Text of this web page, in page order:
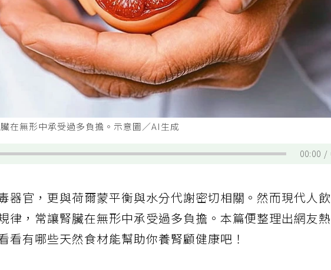
在無形中承受過多負擔。示意圖／AI生成
00:00
器官，更與荷爾蒙平衡與水分代謝密切相關。然而現代人飲
律，常讓腎臟在無形中承受過多負擔。本篇便整理出網友熱
看有哪些天然食材能幫助你養腎顧健康吧！